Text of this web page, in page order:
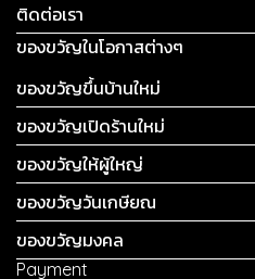
ติดต่อเรา
ของขวัญในโอกาสต่างๆ
ของขวัญขึ้นบ้านใหม่
ของขวัญเปิดร้านใหม่
ของขวัญให้ผู้ใหญ่
ของขวัญวันเกษียณ
ของขวัญมงคล
Payment